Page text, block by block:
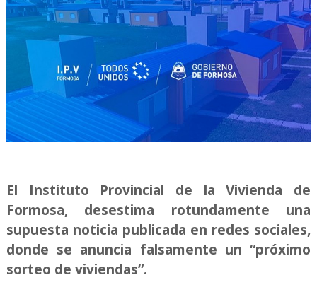
El Instituto Provincial de la Vivienda de
Formosa, desestima rotundamente una
supuesta noticia publicada en redes sociales,
donde se anuncia falsamente un “próximo
sorteo de viviendas”.